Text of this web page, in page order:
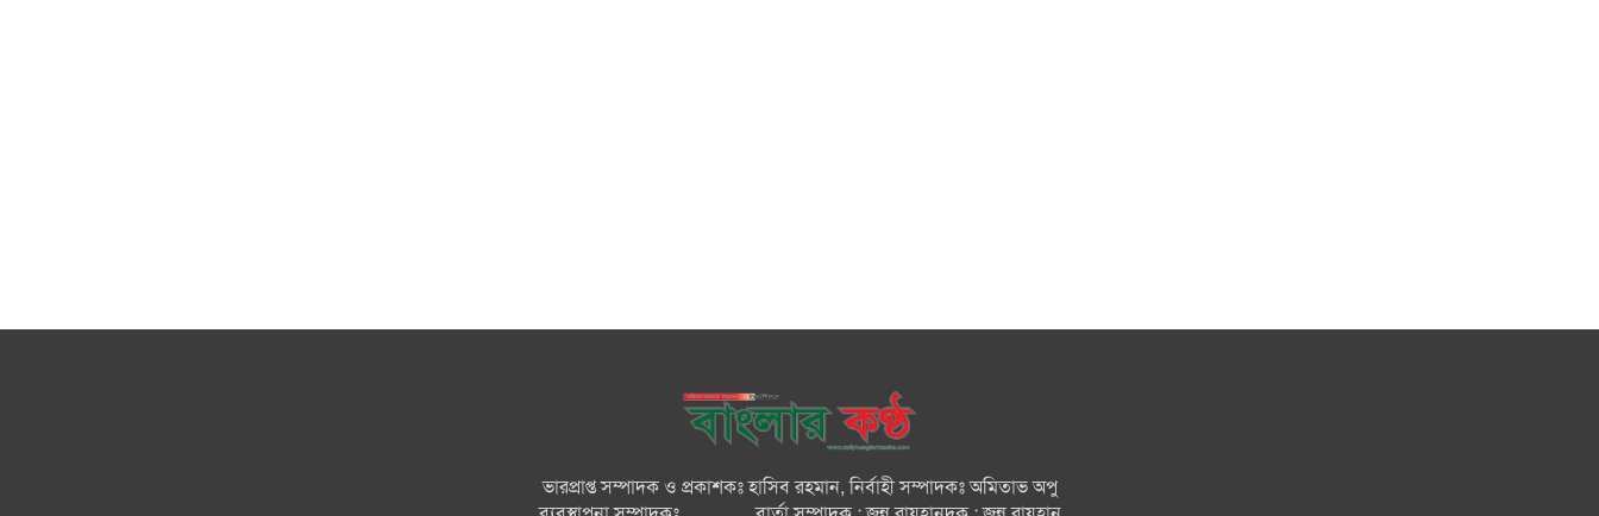
ভারপ্রাপ্ত সম্পাদক ও প্রকাশকঃ হাসিব রহমান, নির্বাহী সম্পাদকঃ অমিতাভ অপু